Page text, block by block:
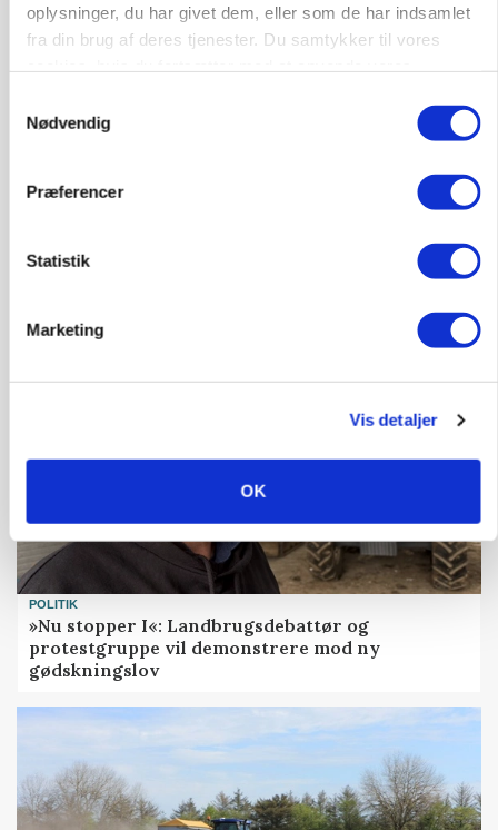
oplysninger, du har givet dem, eller som de har indsamlet
fra din brug af deres tjenester. Du samtykker til vores
Nødvendig
Præferencer
Statistik
Marketing
Vis detaljer
OK
BUSINESS
Fra mark til mur: Byggeriet kan åbne nyt
POLITIK
»Nu stopper I«: Landbrugsdebattør og
protestgruppe vil demonstrere mod ny
gødskningslov